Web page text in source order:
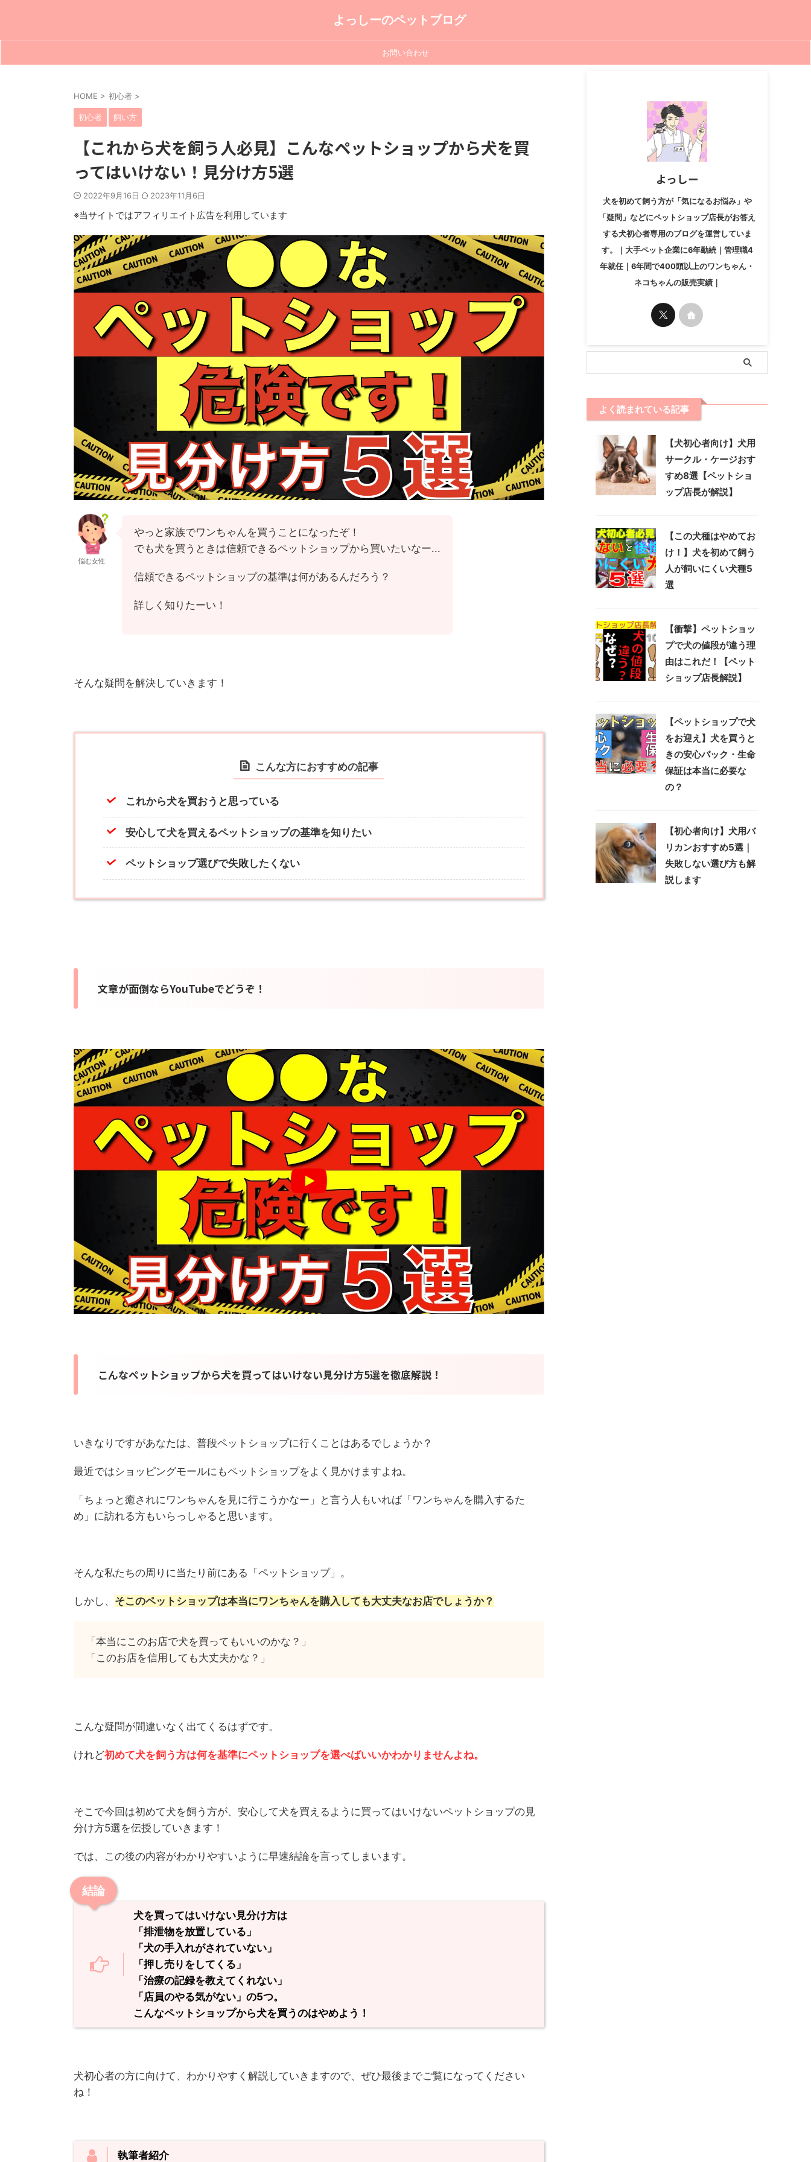
よっしーのペットブログ
お問い合わせ
HOME > 初心者 >
初心者 飼い方
【これから犬を飼う人必見】こんなペットショップから犬を買
ってはいけない！見分け方5選
2022年9月16日 2023年11月6日
※当サイトではアフィリエイト広告を利用しています
悩む女性
やっと家族でワンちゃんを買うことになったぞ！
でも犬を買うときは信頼できるペットショップから買いたいなー...
信頼できるペットショップの基準は何があるんだろう？
詳しく知りたーい！
そんな疑問を解決していきます！
こんな方におすすめの記事
これから犬を買おうと思っている
安心して犬を買えるペットショップの基準を知りたい
ペットショップ選びで失敗したくない
文章が面倒ならYouTubeでどうぞ！
こんなペットショップから犬を買ってはいけない見分け方5選を徹底解説！
いきなりですがあなたは、普段ペットショップに行くことはあるでしょうか？
最近ではショッピングモールにもペットショップをよく見かけますよね。
「ちょっと癒されにワンちゃんを見に行こうかなー」と言う人もいれば「ワンちゃんを購入するた
め」に訪れる方もいらっしゃると思います。
そんな私たちの周りに当たり前にある「ペットショップ」。
しかし、 そこのペットショップは本当にワンちゃんを購入しても大丈夫なお店でしょうか？
「本当にこのお店で犬を買ってもいいのかな？」
「このお店を信用しても大丈夫かな？」
こんな疑問が間違いなく出てくるはずです。
けれど初めて犬を飼う方は何を基準にペットショップを選べばいいかわかりませんよね。
そこで今回は初めて犬を飼う方が、安心して犬を買えるように買ってはいけないペットショップの見
分け方5選を伝授していきます！
では、この後の内容がわかりやすいように早速結論を言ってしまいます。
結論
犬を買ってはいけない見分け方は
「排泄物を放置している」
「犬の手入れがされていない」
「押し売りをしてくる」
「治療の記録を教えてくれない」
「店員のやる気がない」の5つ。
こんなペットショップから犬を買うのはやめよう！
犬初心者の方に向けて、わかりやすく解説していきますので、ぜひ最後までご覧になってください
ね！
執筆者紹介
よっしー
犬を初めて飼う方が「気になるお悩み」や
「疑問」などにペットショップ店長がお答え
する犬初心者専用のブログを運営していま
す。｜大手ペット企業に6年勤続｜管理職4
年就任｜6年間で400頭以上のワンちゃん・
ネコちゃんの販売実績｜
よく読まれている記事
【犬初心者向け】犬用
サークル・ケージおす
すめ8選【ペットショ
ップ店長が解説】
【この犬種はやめてお
け！】犬を初めて飼う
人が飼いにくい犬種5
選
【衝撃】ペットショッ
プで犬の値段が違う理
由はこれだ！【ペット
ショップ店長解説】
【ペットショップで犬
をお迎え】犬を買うと
きの安心パック・生命
保証は本当に必要な
の？
【初心者向け】犬用バ
リカンおすすめ5選｜
失敗しない選び方も解
説します